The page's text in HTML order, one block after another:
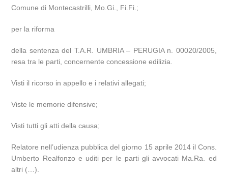
Comune di Montecastrilli, Mo.Gi., Fi.Fi.;
per la riforma
della sentenza del T.A.R. UMBRIA – PERUGIA n. 00020/2005,
resa tra le parti, concernente concessione edilizia.
Visti il ricorso in appello e i relativi allegati;
Viste le memorie difensive;
Visti tutti gli atti della causa;
Relatore nell’udienza pubblica del giorno 15 aprile 2014 il Cons.
Umberto Realfonzo e uditi per le parti gli avvocati Ma.Ra. ed
altri (…).